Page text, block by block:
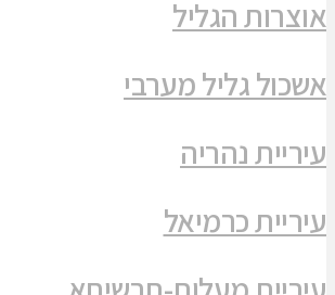
אוצרות הגליל
אשכול גליל מערבי
עיריית נהריה
עיריית כרמיאל